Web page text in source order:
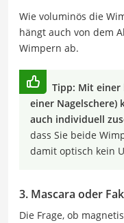
Wie voluminös die
hängt auch von dem
Wimpern ab.
Tipp: Mit einer
einer Nagelschere)
auch individuell
dass Sie beide
damit optisch kein
3. Mascara oder
Die Frage, ob